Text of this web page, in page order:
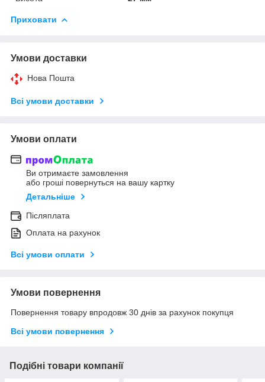
Приховати
Умови доставки
Нова Пошта
Всі умови доставки
Умови оплати
Ви отримаєте замовлення
або гроші повернуться на вашу картку
Детальніше
Післяплата
Оплата на рахунок
Всі умови оплати
Умови повернення
Повернення товару впродовж 30 днів за рахунок покупця
Всі умови повернення
Подібні товари компанії